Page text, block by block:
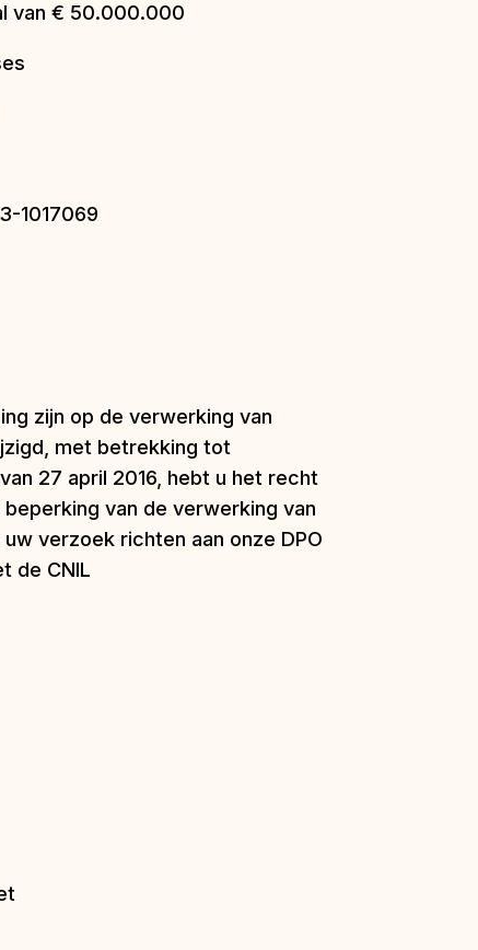
van € 50.000.000
1017069
zijn op de verwerking van
met betrekking tot
27 april 2016, hebt u het recht
van de verwerking van
verzoek richten aan onze DPO
de CNIL